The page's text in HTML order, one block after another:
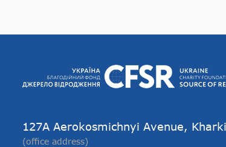
127А Aerokosmichnyi Avenue,
(office address)